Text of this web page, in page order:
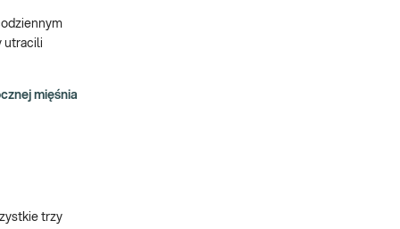
utracili
mięśnia
trzy